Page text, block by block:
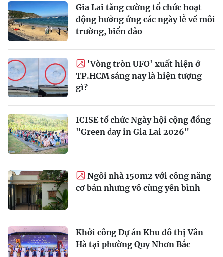
Gia Lai tăng cường tổ chức hoạt
động hưởng ứng các ngày lễ về môi
trường, biển đảo
'Vòng tròn UFO' xuất hiện ở
TP.HCM sáng nay là hiện tượng
gì?
ICISE tổ chức Ngày hội cộng đồng
"Green day in Gia Lai 2026"
Ngôi nhà 150m2 với công năng
cơ bản nhưng vô cùng yên bình
Khởi công Dự án Khu đô thị Vân
Hà tại phường Quy Nhơn Bắc